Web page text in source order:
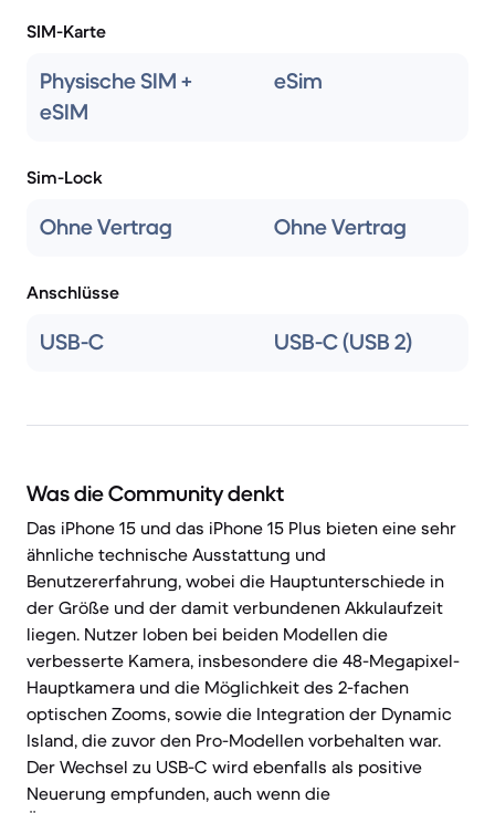
SIM-Karte
Physische SIM +
eSIM
eSim
Sim-Lock
Ohne Vertrag Ohne Vertrag
Anschlüsse
USB-C USB-C (USB 2)
Was die Community denkt
Das iPhone 15 und das iPhone 15 Plus bieten eine sehr
ähnliche technische Ausstattung und
Benutzererfahrung, wobei die Hauptunterschiede in
der Größe und der damit verbundenen Akkulaufzeit
liegen. Nutzer loben bei beiden Modellen die
verbesserte Kamera, insbesondere die 48-Megapixel-
Hauptkamera und die Möglichkeit des 2-fachen
optischen Zooms, sowie die Integration der Dynamic
Island, die zuvor den Pro-Modellen vorbehalten war.
Der Wechsel zu USB-C wird ebenfalls als positive
Neuerung empfunden, auch wenn die